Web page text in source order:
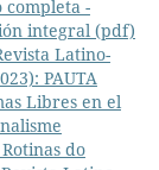
completa -
integral (pdf)
Latino-
PAUTA
Libres en el
do